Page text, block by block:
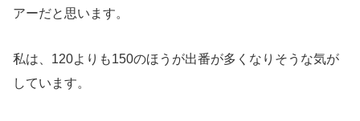
アーだと思います。
私は、120よりも150のほうが出番が多くなりそうな気が
しています。